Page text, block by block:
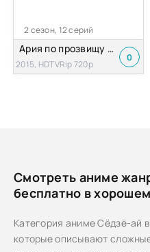
2 сезон, 12 серий
Ария по прозвищу Алая Пуля: Дважды «А»
2015, HDTVRip 720p
0
Смотреть аниме
бесплатно в
Категория аниме Сёдзё-ай
которые описывают